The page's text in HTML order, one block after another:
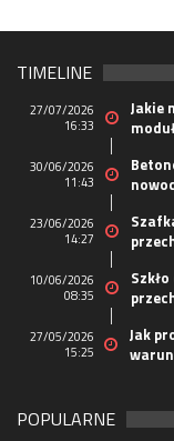
TIMELINE
27/07/2026
16:33
Jakie
30/06/2026
11:43
23/06/2026
14:27
10/06/2026
08:35
27/05/2026
15:25
Jak
POPULARNE